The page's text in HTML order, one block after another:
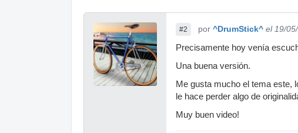
#2 por ^DrumStick^ el 19/
Precisamente hoy venía
Una buena versión.
Me gusta mucho el tema este,
le hace perder algo de
Muy buen video!